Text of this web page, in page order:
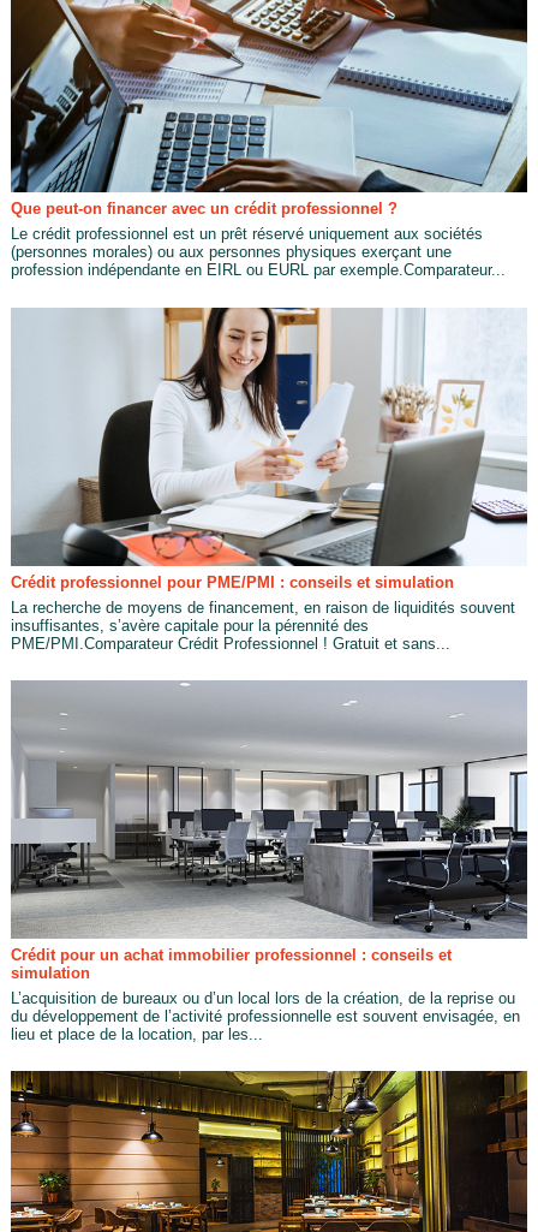
Que peut-on financer avec un crédit professionnel ?
Le crédit professionnel est un prêt réservé uniquement aux sociétés
(personnes morales) ou aux personnes physiques exerçant une
profession indépendante en EIRL ou EURL par exemple.Comparateur...
Crédit professionnel pour PME/PMI : conseils et simulation
La recherche de moyens de financement, en raison de liquidités souvent
insuffisantes, s’avère capitale pour la pérennité des
PME/PMI.Comparateur Crédit Professionnel ! Gratuit et sans...
Crédit pour un achat immobilier professionnel : conseils et
simulation
L’acquisition de bureaux ou d’un local lors de la création, de la reprise ou
du développement de l’activité professionnelle est souvent envisagée, en
lieu et place de la location, par les...